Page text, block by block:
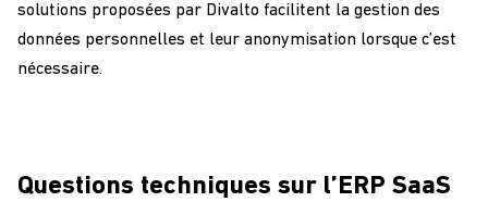
solutions proposées par Divalto facilitent la gestion des
données personnelles et leur anonymisation lorsque c’est
nécessaire.
Questions techniques sur l’ERP SaaS